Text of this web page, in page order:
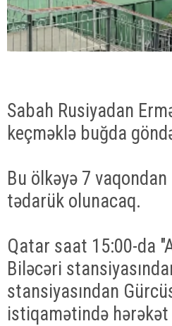
Sabah Rusiyadan
keçməklə buğda
Bu ölkəyə 7
tədarük olunacaq.
Qatar saat 15:00-da
Biləcəri
stansiyasından
istiqamətində hərəkət